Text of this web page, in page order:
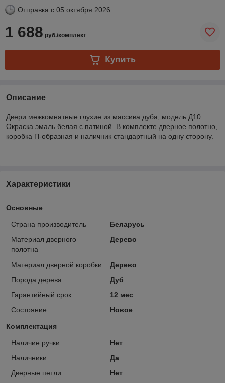
Отправка с 05 октября 2026
1 688 руб./комплект
Купить
Описание
Двери межкомнатные глухие из массива дуба, модель Д10.
Окраска эмаль белая с патиной. В комплекте дверное полотно,
коробка П-образная и наличник стандартный на одну сторону.
Характеристики
Основные
Страна производитель
Беларусь
Материал дверного
полотна
Дерево
Материал дверной коробки
Дерево
Порода дерева
Дуб
Гарантийный срок
12 мес
Состояние
Новое
Комплектация
Наличие ручки
Нет
Наличники
Да
Дверные петли
Нет